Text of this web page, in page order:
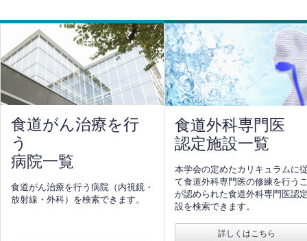
食道がん治療を行
う
病院一覧
食道がん治療を行う病院（内視鏡・
放射線・外科）を検索できます。
食道外科専門医
認定施設一覧
本学会の定めたカリキュラムに
て食道外科専門医の修練を行う
が認められた食道外科専門医認
設を検索できます。
詳しくはこちら